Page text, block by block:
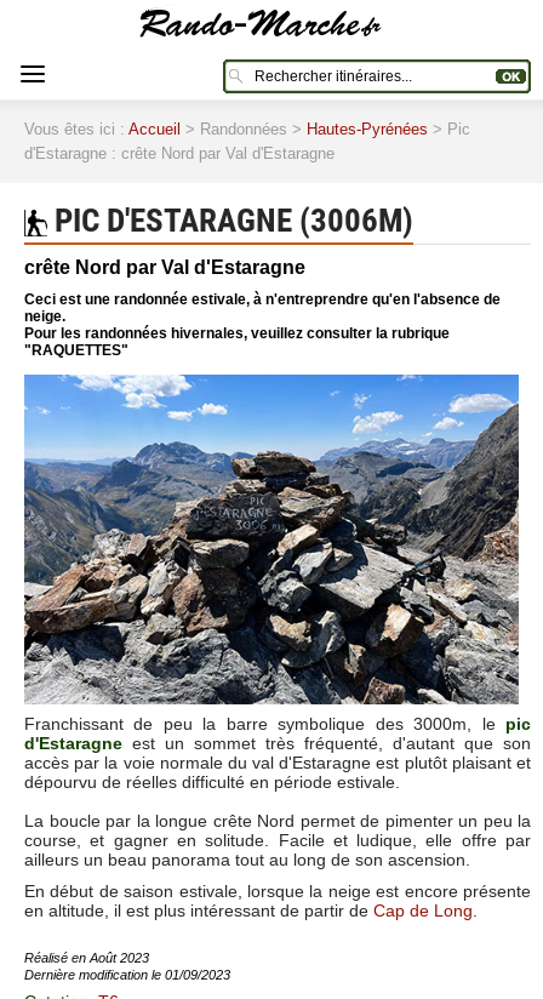
Vous êtes ici : Accueil > Randonnées > Hautes-Pyrénées > Pic
d'Estaragne : crête Nord par Val d'Estaragne
PIC D'ESTARAGNE (3006M)
crête Nord par Val d'Estaragne
Ceci est une randonnée estivale, à n'entreprendre qu'en l'absence de
neige.
Pour les randonnées hivernales, veuillez consulter la rubrique
"RAQUETTES"
Franchissant de peu la barre symbolique des 3000m, le pic
d'Estaragne est un sommet très fréquenté, d'autant que son
accès par la voie normale du val d'Estaragne est plutôt plaisant et
dépourvu de réelles difficulté en période estivale.
La boucle par la longue crête Nord permet de pimenter un peu la
course, et gagner en solitude. Facile et ludique, elle offre par
ailleurs un beau panorama tout au long de son ascension.
En début de saison estivale, lorsque la neige est encore présente
en altitude, il est plus intéressant de partir de Cap de Long
Réalisé en Août 2023
Dernière modification le 01/09/2023